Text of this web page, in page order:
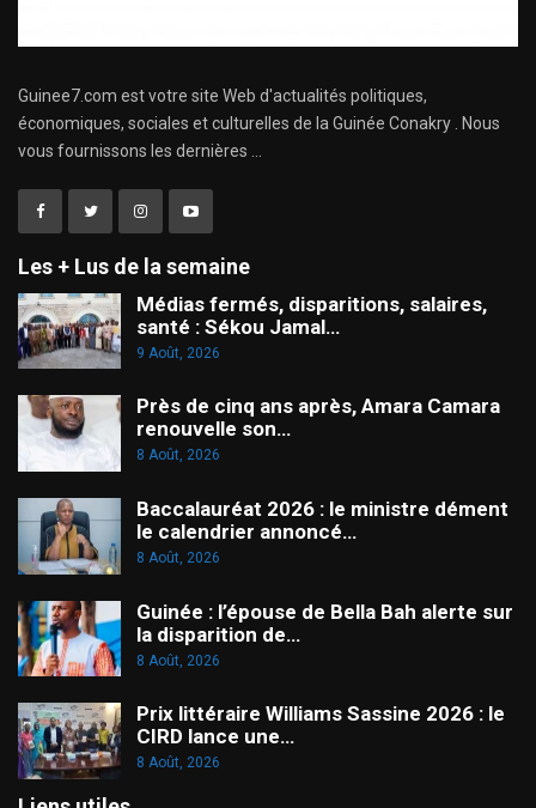
Guinee7.com est votre site Web d'actualités politiques,
économiques, sociales et culturelles de la Guinée Conakry . Nous
vous fournissons les dernières ...
Les + Lus de la semaine
Médias fermés, disparitions, salaires,
santé : Sékou Jamal…
9 Août, 2026
Près de cinq ans après, Amara Camara
renouvelle son…
8 Août, 2026
Baccalauréat 2026 : le ministre dément
le calendrier annoncé…
8 Août, 2026
Guinée : l’épouse de Bella Bah alerte sur
la disparition de…
8 Août, 2026
Prix littéraire Williams Sassine 2026 : le
CIRD lance une…
8 Août, 2026